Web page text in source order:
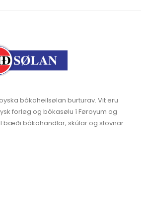
bókaheilsølan burturav. Vit eru
forløg og bókasølu í Føroyum og
bæði bókahandlar, skúlar og stovnar.